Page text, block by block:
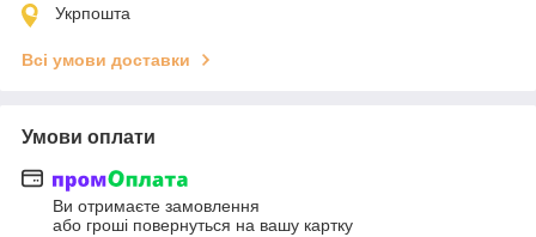
Укрпошта
Всі умови доставки
Умови оплати
Ви отримаєте замовлення
або гроші повернуться на вашу картку